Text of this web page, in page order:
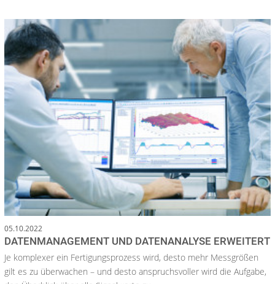
05.10.2022
DATENMANAGEMENT UND DATENANALYSE ERWEITERT
Je komplexer ein Fertigungsprozess wird, desto mehr Messgrößen
gilt es zu überwachen – und desto anspruchsvoller wird die Aufgabe,